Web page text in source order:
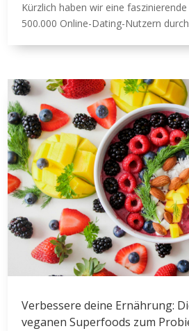
Kürzlich haben wir eine
500.000 Online-Dating-Nutzern
Verbessere deine Ernährung:
veganen Superfoods zum